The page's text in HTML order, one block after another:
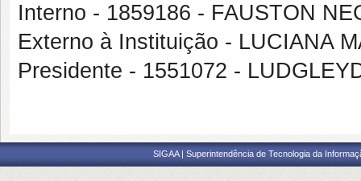
Interno - 1859186 - FAUSTON
Externo à Instituição - LUCIANA
Presidente - 1551072 -
SIGAA | Superintendência de Tecnologia da